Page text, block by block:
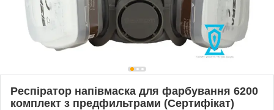
Респіратор напівмаска для фарбування 6200
комплект з предфильтрами (Сертифікат)